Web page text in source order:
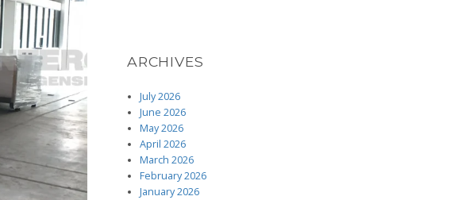
ARCHIVES
July 2026
June 2026
May 2026
April 2026
March 2026
February 2026
January 2026